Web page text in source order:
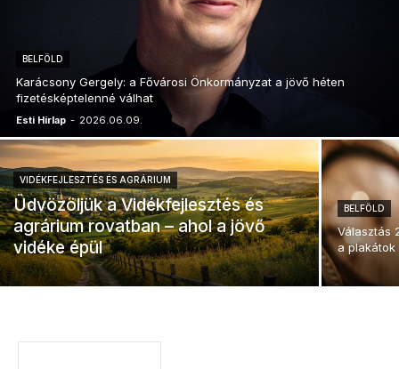
BELFÖLD
Karácsony Gergely: a Fővárosi Önkormányzat a jövő héten
fizetésképtelenné válhat
Esti Hírlap - 2026.06.09.
VIDÉKFEJLESZTÉS ÉS AGRÁRIUM
Üdvözöljük a Vidékfejlesztés és
agrárium rovatban – ahol a jövő
vidéke épül
BELFÖLD
Választás
a plakátok